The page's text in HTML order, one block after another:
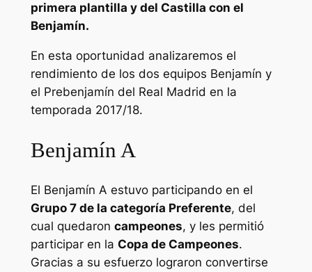
primera plantilla y del Castilla con el
Benjamín.
En esta oportunidad analizaremos el
rendimiento de los dos equipos Benjamín y
el Prebenjamín del Real Madrid en la
temporada 2017/18.
Benjamín A
El Benjamín A estuvo participando en el
Grupo 7 de la categoría Preferente, del
cual quedaron campeones, y les permitió
participar en la Copa de Campeones.
Gracias a su esfuerzo lograron convertirse